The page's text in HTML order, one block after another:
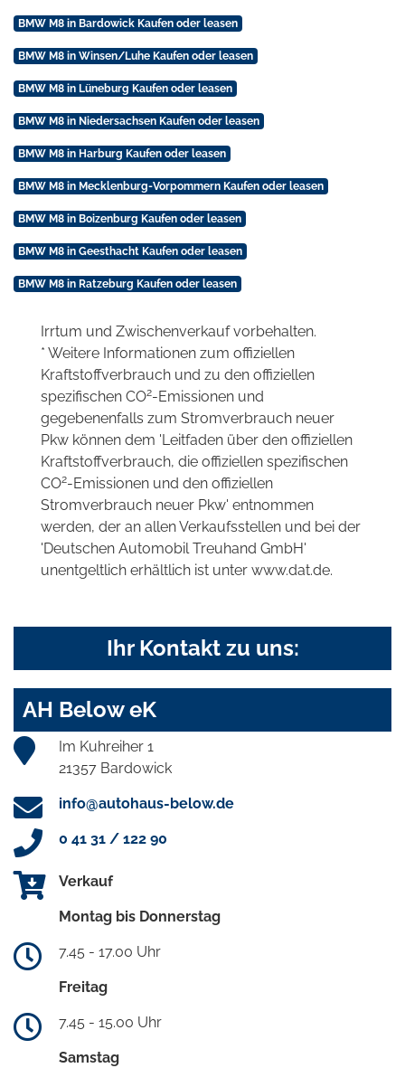
BMW M8 in Bardowick Kaufen oder leasen
BMW M8 in Winsen/Luhe Kaufen oder leasen
BMW M8 in Lüneburg Kaufen oder leasen
BMW M8 in Niedersachsen Kaufen oder leasen
BMW M8 in Harburg Kaufen oder leasen
BMW M8 in Mecklenburg-Vorpommern Kaufen oder leasen
BMW M8 in Boizenburg Kaufen oder leasen
BMW M8 in Geesthacht Kaufen oder leasen
BMW M8 in Ratzeburg Kaufen oder leasen
Irrtum und Zwischenverkauf vorbehalten.
* Weitere Informationen zum offiziellen
Kraftstoffverbrauch und zu den offiziellen
spezifischen CO2-Emissionen und
gegebenenfalls zum Stromverbrauch neuer
Pkw können dem 'Leitfaden über den offiziellen
Kraftstoffverbrauch, die offiziellen spezifischen
CO2-Emissionen und den offiziellen
Stromverbrauch neuer Pkw' entnommen
werden, der an allen Verkaufsstellen und bei der
'Deutschen Automobil Treuhand GmbH'
unentgeltlich erhältlich ist unter www.dat.de.
Ihr Kontakt zu uns:
AH Below eK
Im Kuhreiher 1
21357 Bardowick
info@autohaus-below.de
0 41 31 / 122 90
Verkauf
Montag bis Donnerstag
7.45 - 17.00 Uhr
Freitag
7.45 - 15.00 Uhr
Samstag